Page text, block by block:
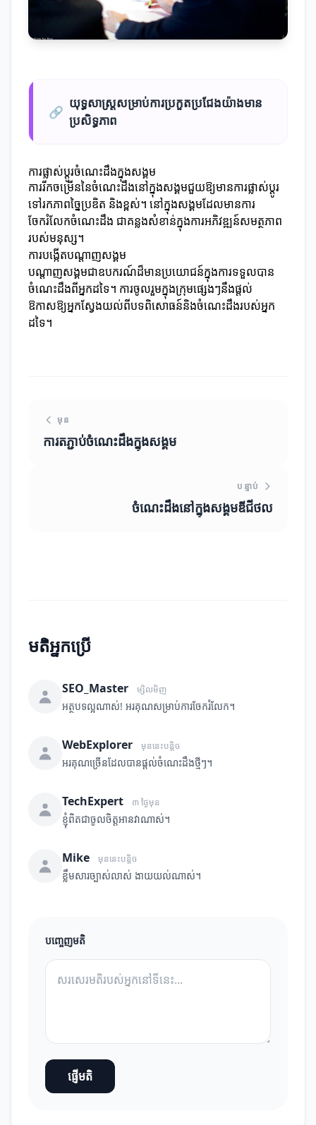
🔗
យុទ្ធសាស្ត្រសម្រាប់ការប្រកួតប្រជែងយ៉ាងមាន
ប្រសិទ្ធភាព
ការផ្លាស់ប្តូរចំណេះដឹងក្នុងសង្គម
ការរីកចម្រើននៃចំណេះដឹងនៅក្នុងសង្គមជួយឱ្យមានការផ្លាស់ប្តូរ
ទៅរកភាពច្នៃប្រឌិត និងខ្ពស់។ នៅក្នុងសង្គមដែលមានការ
ចែករំលែកចំណេះដឹង ជាគន្លងសំខាន់ក្នុងការអភិវឌ្ឍន៍សមត្ថភាព
របស់មនុស្ស។
ការបង្កើតបណ្តាញសង្គម
បណ្តាញសង្គមជាឧបករណ៍ដ៏មានប្រយោជន៍ក្នុងការទទួលបាន
ចំណេះដឹងពីអ្នកដទៃ។ ការចូលរួមក្នុងក្រុមផ្សេងៗនឹងផ្តល់
ឱកាសឱ្យអ្នកស្វែងយល់ពីបទពិសោធន៍និងចំណេះដឹងរបស់អ្នក
ដទៃ។
មុន
ការតភ្ជាប់ចំណេះដឹងក្នុងសង្គម
បន្ទាប់
ចំណេះដឹងនៅក្នុងសង្គមឌីជីថល
មតិអ្នកប្រើ
SEO_Master ម្សិលមិញ
អត្ថបទល្អណាស់! អរគុណសម្រាប់ការចែករំលែក។
WebExplorer មុននេះបន្តិច
អរគុណច្រើនដែលបានផ្តល់ចំណេះដឹងថ្មីៗ។
TechExpert ៣ ថ្ងៃមុន
ខ្ញុំពិតជាចូលចិត្តអានវាណាស់។
Mike មុននេះបន្តិច
ខ្លឹមសារច្បាស់លាស់ ងាយយល់ណាស់។
បញ្ចេញមតិ
ផ្ញើមតិ